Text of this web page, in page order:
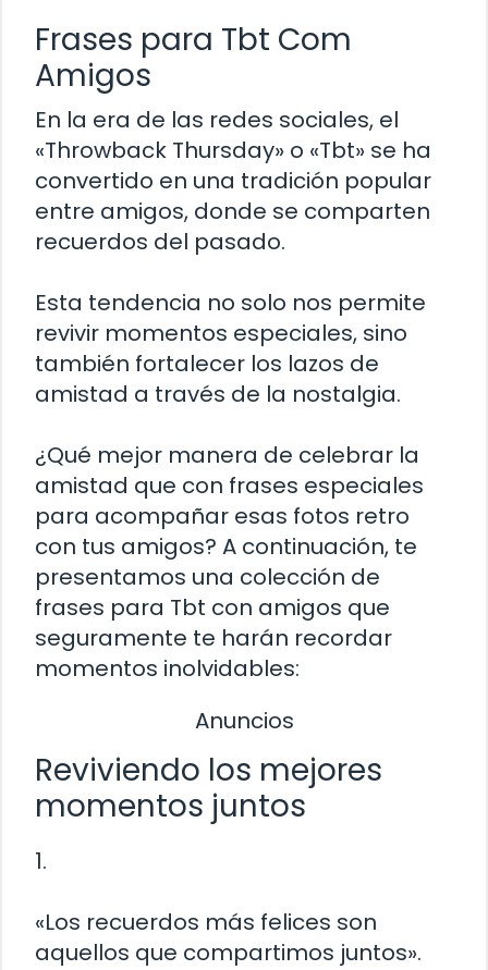
Frases para Tbt Com
Amigos
En la era de las redes sociales, el
«Throwback Thursday» o «Tbt» se ha
convertido en una tradición popular
entre amigos, donde se comparten
recuerdos del pasado.
Esta tendencia no solo nos permite
revivir momentos especiales, sino
también fortalecer los lazos de
amistad a través de la nostalgia.
¿Qué mejor manera de celebrar la
amistad que con frases especiales
para acompañar esas fotos retro
con tus amigos? A continuación, te
presentamos una colección de
frases para Tbt con amigos que
seguramente te harán recordar
momentos inolvidables:
Anuncios
Reviviendo los mejores
momentos juntos
1.
«Los recuerdos más felices son
aquellos que compartimos juntos».